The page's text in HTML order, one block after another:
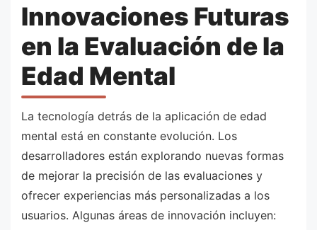
Innovaciones Futuras
en la Evaluación de la
Edad Mental
La tecnología detrás de la aplicación de edad
mental está en constante evolución. Los
desarrolladores están explorando nuevas formas
de mejorar la precisión de las evaluaciones y
ofrecer experiencias más personalizadas a los
usuarios. Algunas áreas de innovación incluyen: